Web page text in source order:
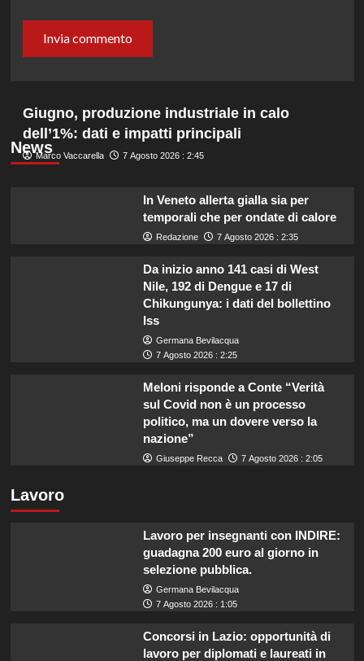
News
Giugno, produzione industriale in calo
dell’1%: dati e impatti principali
Marco Vaccarella 7 Agosto 2026 : 2:45
In Veneto allerta gialla sia per
temporali che per ondate di calore
Redazione 7 Agosto 2026 : 2:35
Da inizio anno 141 casi di West
Nile, 192 di Dengue e 17 di
Chikungunya: i dati del bollettino
Iss
Germana Bevilacqua
7 Agosto 2026 : 2:25
Meloni risponde a Conte “Verità
sul Covid non è un processo
politico, ma un dovere verso la
nazione”
Giuseppe Recca 7 Agosto 2026 : 2:05
Lavoro
Lavoro per insegnanti con INDIRE:
guadagna 200 euro al giorno in
selezione pubblica.
Germana Bevilacqua
7 Agosto 2026 : 1:05
Concorsi in Lazio: opportunità di
lavoro per diplomati e laureati in